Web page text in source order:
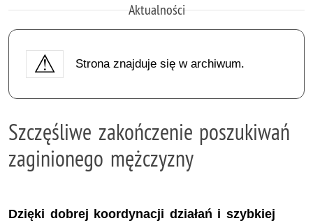
Aktualności
Strona znajduje się w archiwum.
Szczęśliwe zakończenie poszukiwań
zaginionego mężczyzny
Dzięki dobrej koordynacji działań i szybkiej